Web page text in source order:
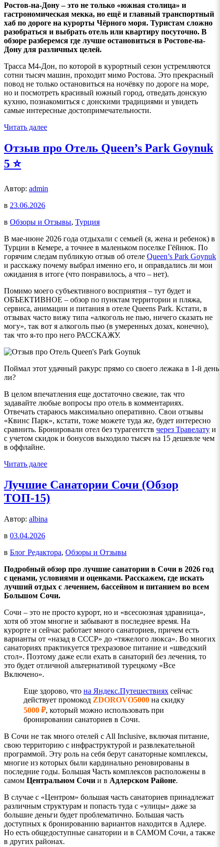
Ростов-на-Дону – это не только «южная столица» и
гастрономическая мекка, но ещё и главный транспортный
хаб по дороге на курорты Чёрного моря. Туристам сложно
разобраться и выбрать отель или квартиру посуточно. В
обзоре разберемся где лучше остановиться в Ростове-на-
Дону для различных целей.
Трасса М4-Дон, по которой в курортный сезон устремляются
сотни тысяч машин, проходит мимо Ростова. Это прекрасный
повод не только остановиться на ночёвку по дороге на море,
но и посмотреть красивый южный город, отведать донскую
кухню, познакомиться с донскими традициями и увидеть
самые интересные достопримечательности.
Читать далее
Отзыв про Отель Queen’s Park Goynuk
5 ⭐
Автор: admin
в 23.06.2026
в Обзоры и Отзывы, Турция
В мае-июне 2026 года отдыхали с семьей (я, жена и ребенок) в
Турции в Кемере, а точнее в маленьком поселке Гёйнюк. По
горячим следам публикую отзыв об отеле Queen’s Park Goynuk
и расскажу почему выбрал именно его, и оправдались ли мои
ожидания в итоге (что понравилось, а что – нет).
Помимо моего субъективного восприятия – тут будет и
ОБЪЕКТИВНОЕ – обзор по пунктам территории и пляжа,
сервиса, анимации и питания в отеле Queens Park. Кстати, в
отзывах часто вижу типа «алкоголь не пью, ничего сказать не
могу», так вот я алкоголь пью (в умеренных дозах, конечно),
так что я-то про него РАССКАЖУ.
Поймал этот удачный ракурс прямо со своего лежака в 1-й
ли?
В целом впечатления еще достаточно свежие, так что
задавайте любые вопросы про отель в комментариях.
Отвечать стараюсь максимально оперативно. Свои отзывы
«Квинс Парк», кстати, тоже можете туда же, будет интересно
сравнить. Бронировали отел без турагентств через Травелату и
с учетом скидок и бонусов выходило тысяч на 15 дешевле чем
в оффлайне.
Читать далее
Лучшие Санатории Сочи (Обзор
ТОП-15)
Автор: albina
в 03.04.2026
в Блог Редактора, Обзоры и Отзывы
Подробный обзор про лучшие санатории в Сочи в 2026 год
с ценами, условиями и оценками. Расскажем, где искать
лучший отдых с лечением, бассейном и питанием во всем
Большом Сочи.
Сочи – это не просто курорт, но и «всесоюзная здравница»,
хотя об этом многие и забывают в последнее время. На
курорте и сейчас работает много санаториев, причем есть
варианты от «назад в СССР» до «тяжелого люкса». Во многих
санаториях практикуется трехразовое питание и «шведский
стол». Поэтому даже если ехать в санаторий без лечения, то
это будет отличной альтернативой турецкому «Все
Включено».
Еще здорово, что на Яндекс.Путешествиях сейчас
действует промокод ZDOROVO5000 на скидку
5000 ₽, который можно использовать при
бронировании санаториев в Сочи.
В Сочи не так много отелей c All Inclusive, включая питание,
свою территорию с инфраструктурой и развлекательной
программой. Эту роль на себя берут санаторные комплексы,
многие из которых были кардинально реновированы в
последние годы. Большая Часть комплексов расположены в
самом Центральном Сочи и в Адлерском Районе.
В случае с «Центром» большая часть санаториев принадлежат
различным структурам и попасть туда с «улицы» даже за
большие деньги будет проблематично. Большая часть
доступных к бронированию вариантов находится в Адлере.
Но есть общедоступные санатории и в САМОМ Сочи, а также
в других районах.